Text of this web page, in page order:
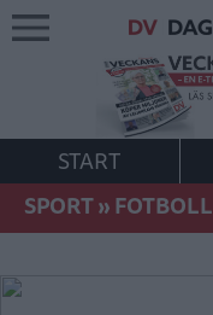
START
SPORT»FOTBOLL